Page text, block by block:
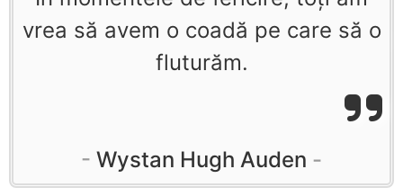
vrea să avem o coadă pe care să o
fluturăm.
Wystan Hugh Auden